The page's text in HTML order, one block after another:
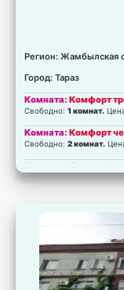
Регион: Жамбылская
Город: Тараз
Комната:Комфорт
Свободно:1 комнат.
Комната:Комфорт
Свободно:2 комнат.
Комната: Люкс с 2